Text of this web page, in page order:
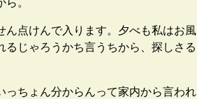
。
点けんで入ります。夕べも私はお風
じゃろうかち言うちから、探しさる
ちょん分からんって家内から言われ